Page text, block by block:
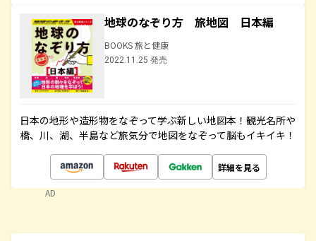
地球のなぞり方 旅地図 日本編
BOOKS 旅と健康
2022.11.25 発売
日本の地形や造形物をなぞって学ぶ新しい地図本！観光名所や
橋、川、湖、半島など旅気分で地図をなぞって脳もイキイキ！
詳細を見る
AD